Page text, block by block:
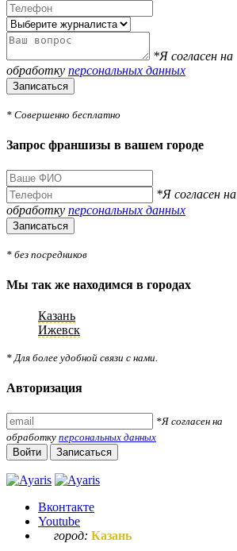
*Я согласен на
обработку персональных данных
Записаться
* Совершенно бесплатно
Запрос франшизы в вашем городе
*Я согласен на
обработку персональных данных
Записаться
* без посредников
Мы так же находимся в городах
Казань
Ижевск
* Для более удобной связи с нами.
Авторизация
*Я согласен на
обработку персональных данных
Войти
Записаться
Вконтакте
Youtube
город: Казань